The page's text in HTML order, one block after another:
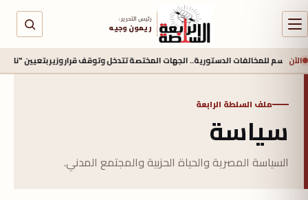
رئيس التحرير :
ريمون وجيه
الآن
حاسم للمخالفات الدستورية.. الجهات المختصة تتدخل وتوقف قرار وزير بتعيين "نائب
ملف السلطة الرابعة
سياسة
السياسة المصرية والحياة الحزبية والمجتمع المدني.